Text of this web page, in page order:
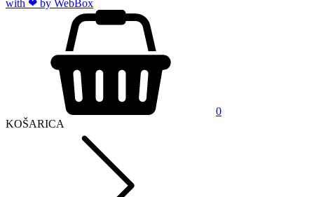
with ❤ by WebBox
0
KOŠARICA